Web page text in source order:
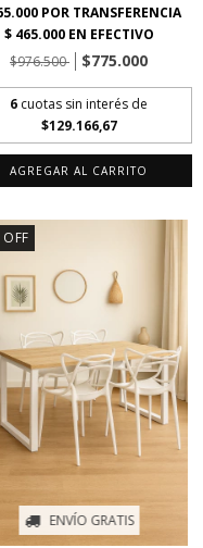
$976.500 $775.000
6 cuotas sin interés de
$129.166,67
AGREGAR AL CARRITO
OFF
ENVÍO GRATIS